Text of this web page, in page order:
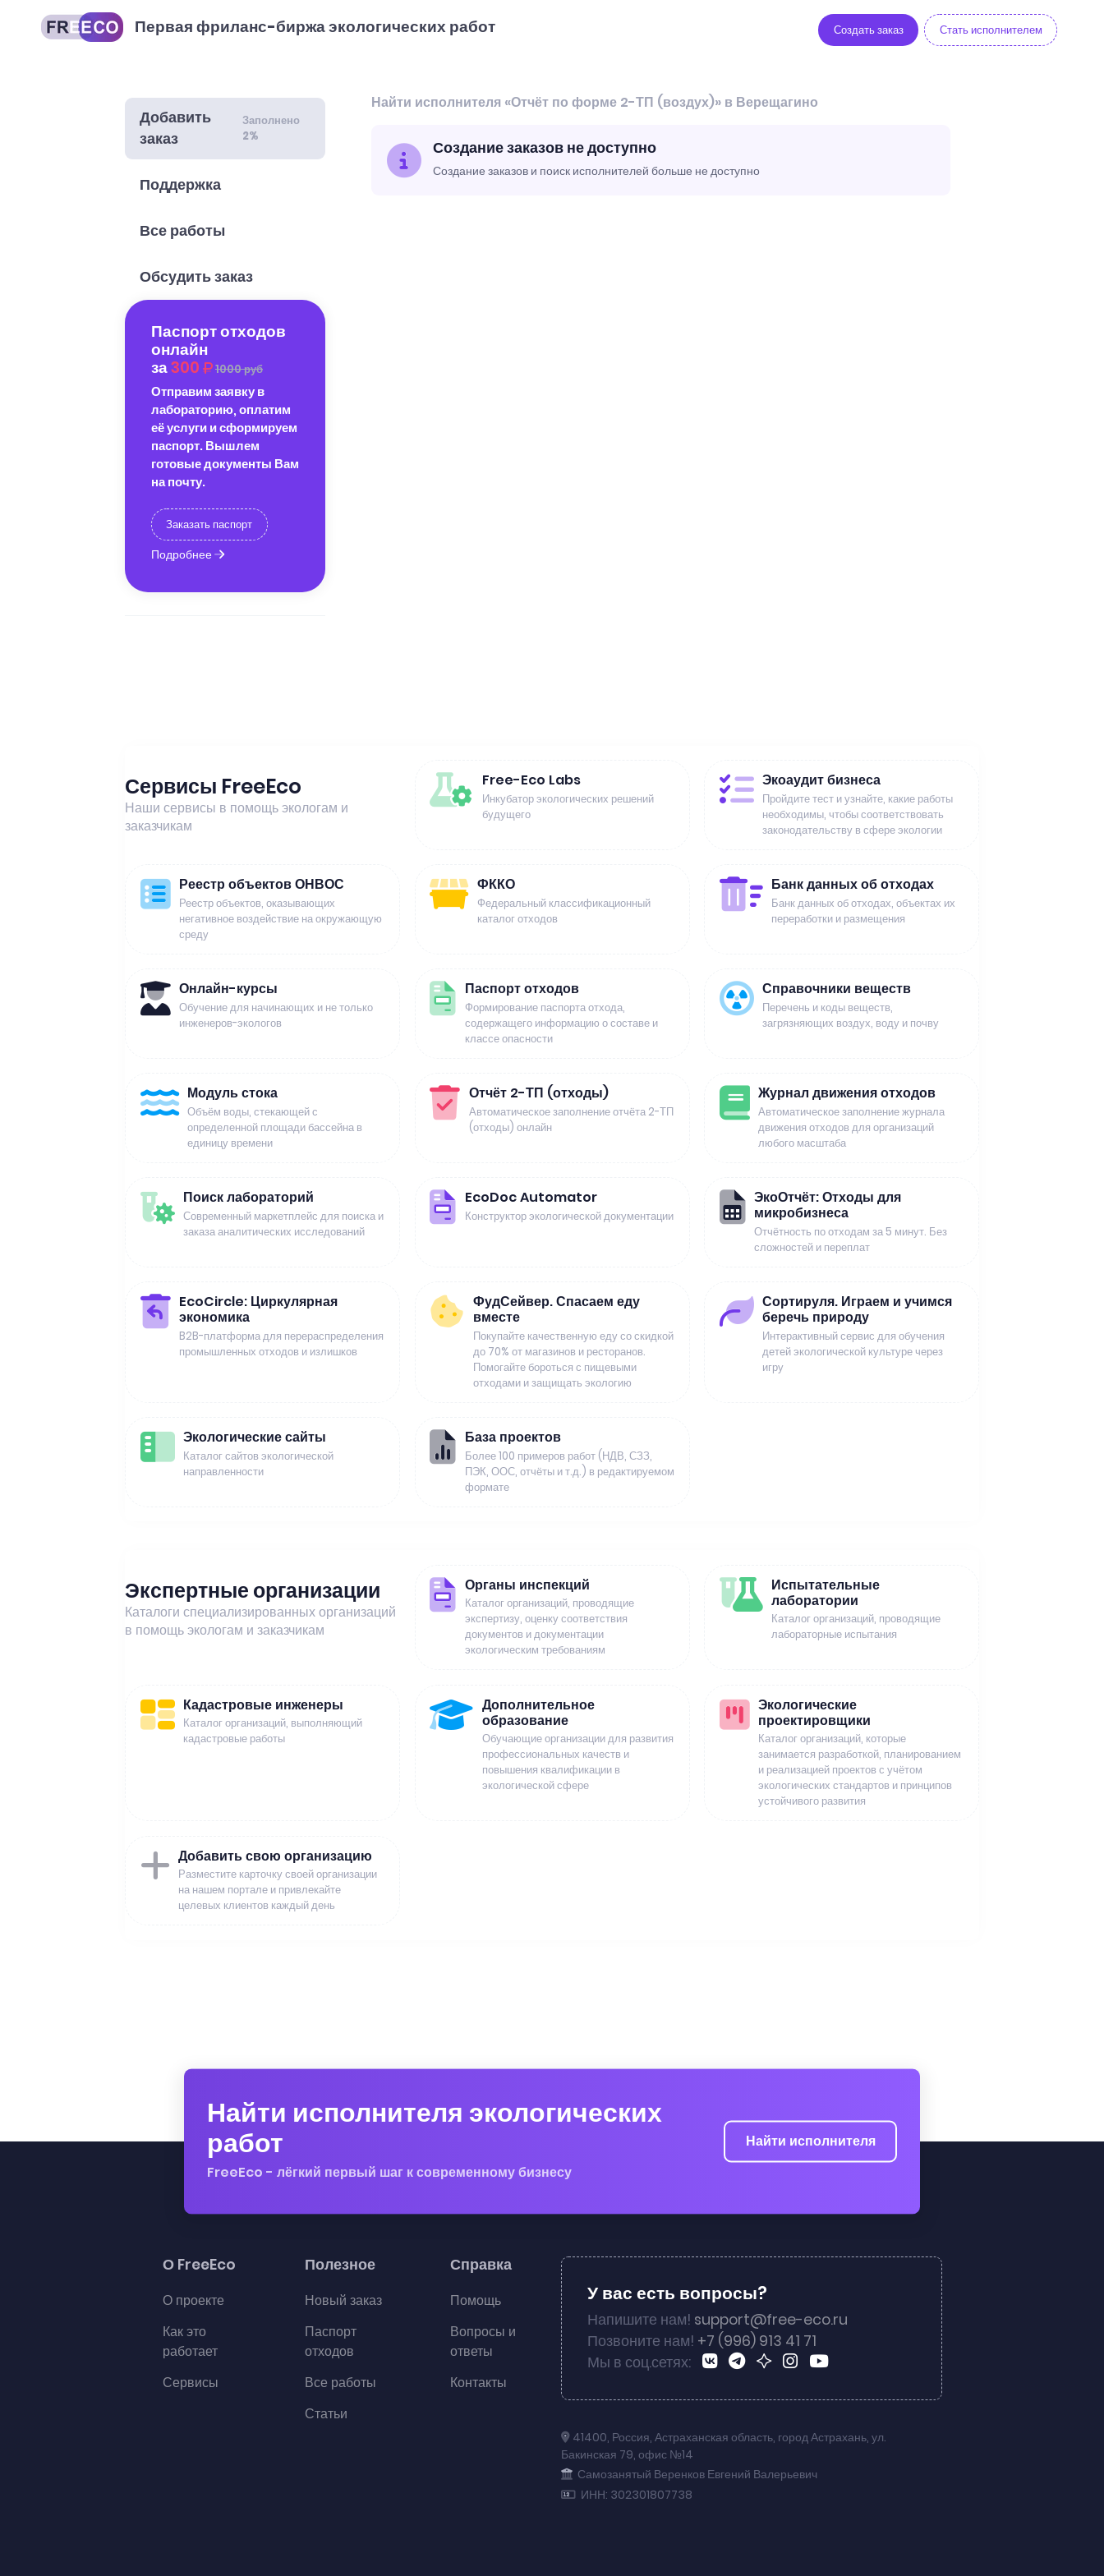
Первая фриланс-биржа экологических работ Создать заказ Стать исполнителем
Добавить
заказ
Заполнено
2%
Поддержка
Все работы
Обсудить заказ
Паспорт отходов
онлайн
за300 1000 руб
Отправим заявку в
лабораторию, оплатим
её услуги и сформируем
паспорт. Вышлем
готовые документы Вам
на почту.
Заказать паспорт
Подробнее
Найти исполнителя «Отчёт по форме 2-ТП (воздух)» в Верещагино
Создание заказов не доступно
Создание заказов и поиск исполнителей больше не доступно
Сервисы FreeEco
Наши сервисы в помощь экологам и
заказчикам
Free-Eco Labs
Инкубатор экологических решений
будущего
Экоаудит бизнеса
Пройдите тест и узнайте, какие работы
необходимы, чтобы соответствовать
законодательству в сфере экологии
Реестр объектов ОНВОС
Реестр объектов, оказывающих
негативное воздействие на окружающую
среду
ФККО
Федеральный классификационный
каталог отходов
Банк данных об отходах
Банк данных об отходах, объектах их
переработки и размещения
Онлайн-курсы
Обучение для начинающих и не только
инженеров-экологов
Паспорт отходов
Формирование паспорта отхода,
содержащего информацию о составе и
классе опасности
Справочники веществ
Перечень и коды веществ,
загрязняющих воздух, воду и почву
Модуль стока
Объём воды, стекающей с
определенной площади бассейна в
единицу времени
Отчёт 2-ТП (отходы)
Автоматическое заполнение отчёта 2-ТП
(отходы) онлайн
Журнал движения отходов
Автоматическое заполнение журнала
движения отходов для организаций
любого масштаба
Поиск лабораторий
Современный маркетплейс для поиска и
заказа аналитических исследований
EcoDoc Automator
Конструктор экологической документации
ЭкоОтчёт: Отходы для
микробизнеса
Отчётность по отходам за 5 минут. Без
сложностей и переплат
EcoCircle: Циркулярная
экономика
B2B-платформа для перераспределения
промышленных отходов и излишков
ФудСейвер. Спасаем еду
вместе
Покупайте качественную еду со скидкой
до 70% от магазинов и ресторанов.
Помогайте бороться с пищевыми
отходами и защищать экологию
Сортируля. Играем и учимся
беречь природу
Интерактивный сервис для обучения
детей экологической культуре через
игру
Экологические сайты
Каталог сайтов экологической
направленности
База проектов
Более 100 примеров работ (НДВ, СЗЗ,
ПЭК, ООС, отчёты и т.д.) в редактируемом
формате
Экспертные организации
Каталоги специализированных организаций
в помощь экологам и заказчикам
Органы инспекций
Каталог организаций, проводящие
экспертизу, оценку соответствия
документов и документации
экологическим требованиям
Испытательные
лаборатории
Каталог организаций, проводящие
лабораторные испытания
Кадастровые инженеры
Каталог организаций, выполняющий
кадастровые работы
Дополнительное
образование
Обучающие организации для развития
профессиональных качеств и
повышения квалификации в
экологической сфере
Экологические
проектировщики
Каталог организаций, которые
занимается разработкой, планированием
и реализацией проектов с учётом
экологических стандартов и принципов
устойчивого развития
Добавить свою организацию
Разместите карточку своей организации
на нашем портале и привлекайте
целевых клиентов каждый день
Найти исполнителя экологических
работ
FreeEco - лёгкий первый шаг к современному бизнесу
Найти исполнителя
О FreeEco
О проекте
Как это
работает
Сервисы
Полезное
Новый заказ
Паспорт
отходов
Все работы
Статьи
Справка
Помощь
Вопросы и
ответы
Контакты
У вас есть вопросы?
Напишите нам! support@free-eco.ru
Позвоните нам! +7 (996) 913 41 71
Мы в соц.сетях:
41400, Россия, Астраханская область, город Астрахань, ул.
Бакинская 79, офис №14
Самозанятый Веренков Евгений Валерьевич
ИНН: 302301807738